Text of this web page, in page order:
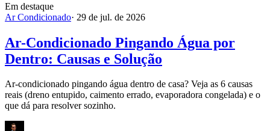
Em destaque
Ar Condicionado· 29 de jul. de 2026
Ar-Condicionado Pingando Água por
Dentro: Causas e Solução
Ar-condicionado pingando água dentro de casa? Veja as 6 causas
reais (dreno entupido, caimento errado, evaporadora congelada) e o
que dá para resolver sozinho.